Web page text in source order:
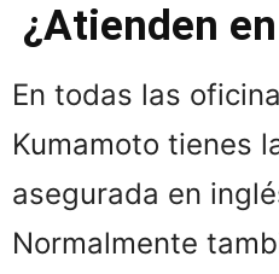
¿Atienden
En todas las
Kumamoto tienes
asegurada en
Normalmente